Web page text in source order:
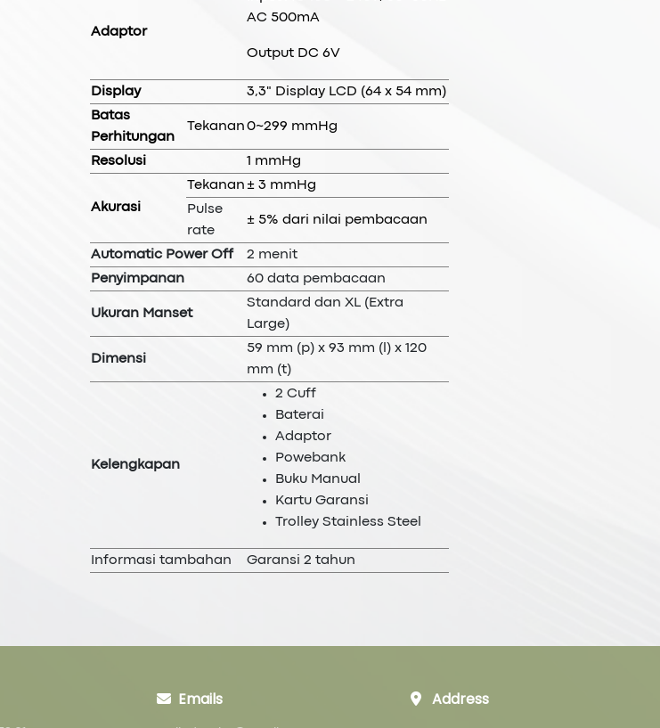
Adaptor
AC 500mA
Output DC 6V
Display
3,3" Display LCD (64 x 54 mm)
Batas
Perhitungan
Tekanan 0~299 mmHg
Resolusi 1 mmHg
Akurasi
Tekanan ± 3 mmHg
Pulse
rate
± 5% dari nilai pembacaan
Automatic Power Off
2 menit
Penyimpanan
60 data pembacaan
Ukuran Manset
Standard dan XL (Extra
Large)
Dimensi
59 mm (p) x 93 mm (l) x 120
mm (t)
Kelengkapan
2 Cuff
Baterai
Adaptor
Powebank
Buku Manual
Kartu Garansi
Trolley Stainless Steel
Informasi tambahan Garansi 2 tahun
Emails Address